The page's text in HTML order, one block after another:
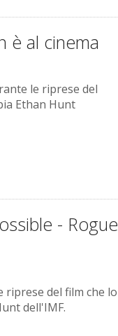
è al cinema
le riprese del
Ethan Hunt
- Rogue
del film che lo
dell'IMF.